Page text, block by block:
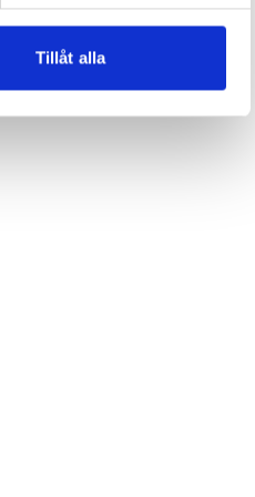
kombinera informationen
Tillåt alla